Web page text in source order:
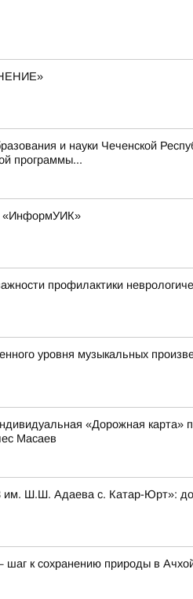
и науки Чеченской
программы...
«ИнформУИК»
профилактики
уровня музыкальных
«Дорожная
Масаев
Ш.Ш. Адаева с. Катар-Юрт»:
к сохранению природы в